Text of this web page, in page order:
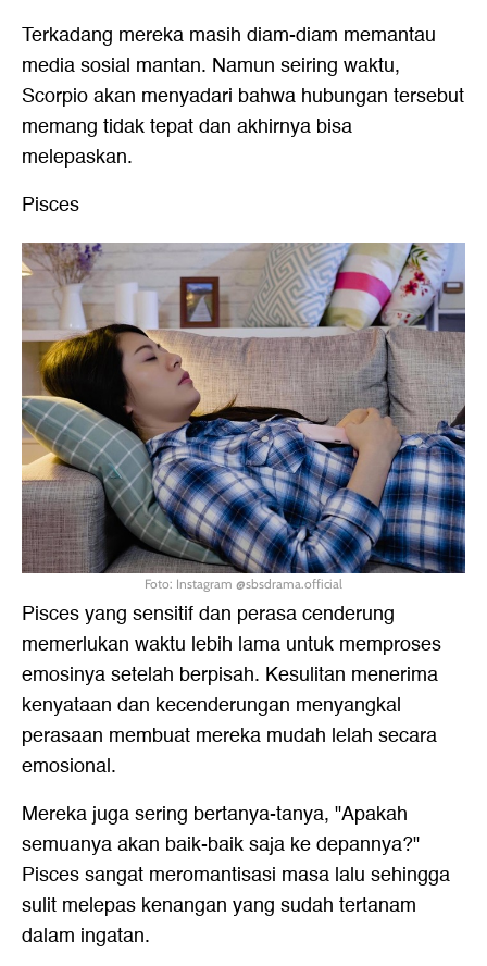
Terkadang mereka masih diam-diam memantau
media sosial mantan. Namun seiring waktu,
Scorpio akan menyadari bahwa hubungan tersebut
memang tidak tepat dan akhirnya bisa
melepaskan.
Pisces
Foto: Instagram @sbsdrama.official
Pisces yang sensitif dan perasa cenderung
memerlukan waktu lebih lama untuk memproses
emosinya setelah berpisah. Kesulitan menerima
kenyataan dan kecenderungan menyangkal
perasaan membuat mereka mudah lelah secara
emosional.
Mereka juga sering bertanya-tanya, "Apakah
semuanya akan baik-baik saja ke depannya?"
Pisces sangat meromantisasi masa lalu sehingga
sulit melepas kenangan yang sudah tertanam
dalam ingatan.